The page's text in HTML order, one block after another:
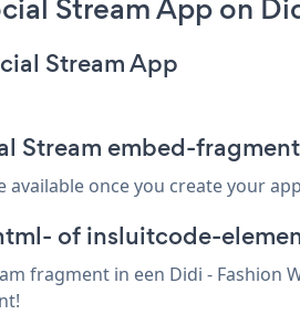
Stream App on
Stream App
Stream embed-
available once you create your app
of insluitcode-
fragment in een Didi -